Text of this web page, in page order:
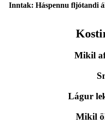
Inntak: Háspennu fljótandi
Mikil
Lágur
Mikil